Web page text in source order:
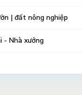
| đất nông nghiệp
- Nhà xưởng